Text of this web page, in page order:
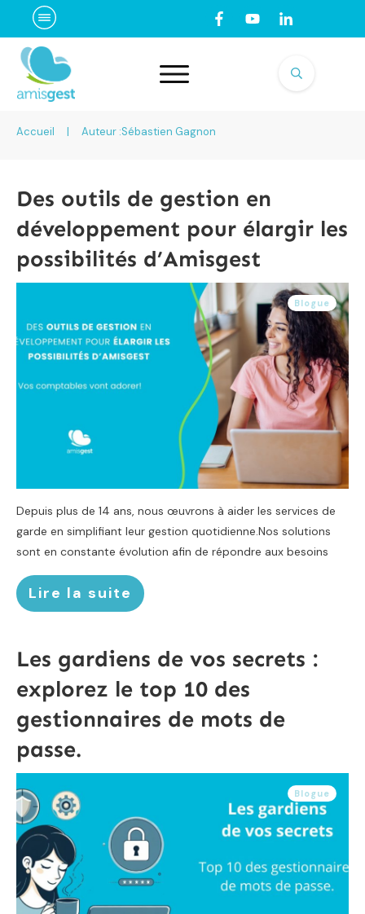
Accueil | Auteur :Sébastien Gagnon
Des outils de gestion en
développement pour élargir les
possibilités d’Amisgest
Blogue
Depuis plus de 14 ans, nous œuvrons à aider les services de
garde en simplifiant leur gestion quotidienne.Nos solutions
sont en constante évolution afin de répondre aux besoins
Lire la suite
Les gardiens de vos secrets :
explorez le top 10 des
gestionnaires de mots de
passe.
Blogue